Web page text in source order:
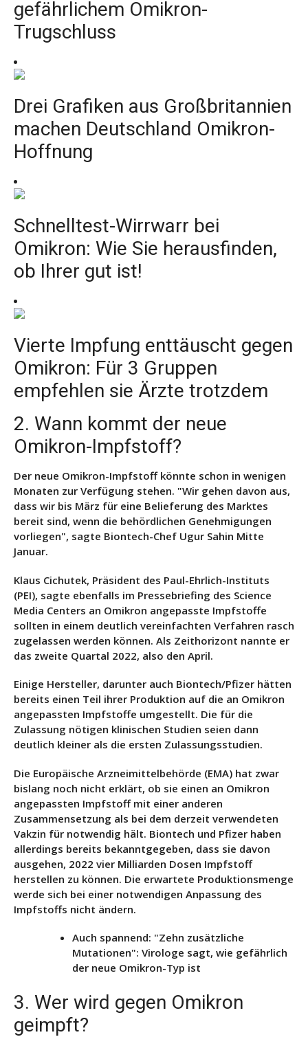
gefährlichem Omikron-
Trugschluss
Drei Grafiken aus Großbritannien
machen Deutschland Omikron-
Hoffnung
Schnelltest-Wirrwarr bei
Omikron: Wie Sie herausfinden,
ob Ihrer gut ist!
Vierte Impfung enttäuscht gegen
Omikron: Für 3 Gruppen
empfehlen sie Ärzte trotzdem
2. Wann kommt der neue
Omikron-Impfstoff?
Der neue Omikron-Impfstoff könnte schon in wenigen
Monaten zur Verfügung stehen. "Wir gehen davon aus,
dass wir bis März für eine Belieferung des Marktes
bereit sind, wenn die behördlichen Genehmigungen
vorliegen", sagte Biontech-Chef Ugur Sahin Mitte
Januar.
Klaus Cichutek, Präsident des Paul-Ehrlich-Instituts
(PEI), sagte ebenfalls im Pressebriefing des Science
Media Centers an Omikron angepasste Impfstoffe
sollten in einem deutlich vereinfachten Verfahren rasch
zugelassen werden können. Als Zeithorizont nannte er
das zweite Quartal 2022, also den April.
Einige Hersteller, darunter auch Biontech/Pfizer hätten
bereits einen Teil ihrer Produktion auf die an Omikron
angepassten Impfstoffe umgestellt. Die für die
Zulassung nötigen klinischen Studien seien dann
deutlich kleiner als die ersten Zulassungsstudien.
Die Europäische Arzneimittelbehörde (EMA) hat zwar
bislang noch nicht erklärt, ob sie einen an Omikron
angepassten Impfstoff mit einer anderen
Zusammensetzung als bei dem derzeit verwendeten
Vakzin für notwendig hält. Biontech und Pfizer haben
allerdings bereits bekanntgegeben, dass sie davon
ausgehen, 2022 vier Milliarden Dosen Impfstoff
herstellen zu können. Die erwartete Produktionsmenge
werde sich bei einer notwendigen Anpassung des
Impfstoffs nicht ändern.
Auch spannend: "Zehn zusätzliche
Mutationen": Virologe sagt, wie gefährlich
der neue Omikron-Typ ist
3. Wer wird gegen Omikron
geimpft?